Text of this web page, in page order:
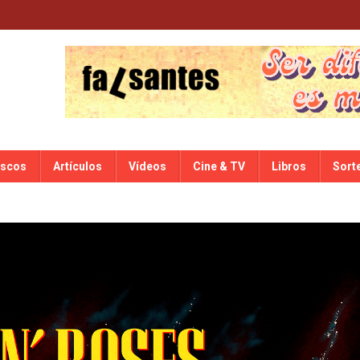
Artículos Vídeos Cine & TV Libros